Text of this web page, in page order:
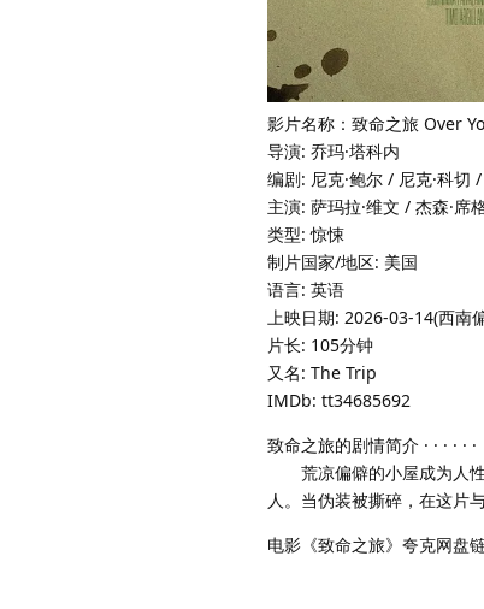
影片名称：致命之旅 Over
导演: 乔玛·塔科内
编剧: 尼克·鲍尔 / 尼克·科切
主演: 萨玛拉·维文 / 杰森·席
类型: 惊悚
制片国家/地区: 美国
语言: 英语
上映日期: 2026-03-14(西南
片长: 105分钟
又名: The Trip
IMDb: tt34685692
致命之旅的剧情简介 · · · · · ·
荒凉偏僻的小屋成为人性
人。当伪装被撕碎，在这片
电影《致命之旅》夸克网盘